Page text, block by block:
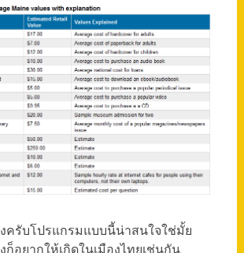
งครับโปรแกรมแบบนี้น่าสนใจใช่มั้ย
ก็อยากให้เกิดในเมืองไทยเช่นกัน